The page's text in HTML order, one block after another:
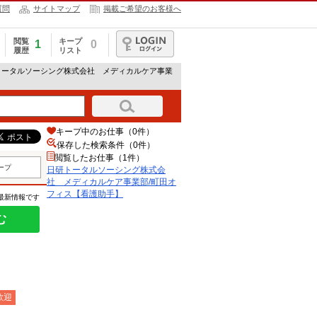
問 サイトマップ 掲載ご希望のお客様へ
閲覧
履歴
1
キープ
リスト
0
ログイン
ータルソーシング株式会社 メディカルケア事業
プ
新情報です
迎
キープ中のお仕事（0件）
保存した検索条件（0件）
閲覧したお仕事（1件）
日研トータルソーシング株式会
社 メディカルケア事業部/町田オ
フィス【看護助手】